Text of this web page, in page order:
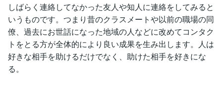
しばらく連絡してなかった友人や知人に連絡をしてみると
いうものです。つまり昔のクラスメートや以前の職場の同
僚、過去にお世話になった地域の人などに改めてコンタク
トをとる方が全体的により良い成果を生み出します。人は
好きな相手を助けるだけでなく、助けた相手を好きにな
る。